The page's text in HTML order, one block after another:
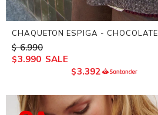
CHAQUETON ESPIGA - CHOCOLATE
$ 6.990
$3.990
$3.392